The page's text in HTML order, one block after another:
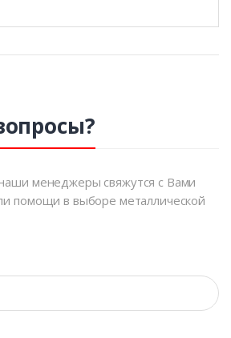
менеджеры свяжутся с Вами
помощи в выборе металлической